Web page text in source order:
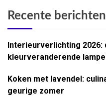
Recente berichten
Interieurverlichting 2026:
kleurveranderende
Koken met lavendel:
geurige zomer